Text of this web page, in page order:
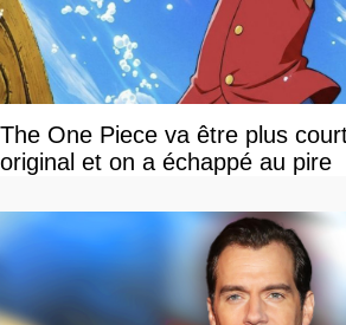
The One Piece va être plus
original et on a échappé au pire